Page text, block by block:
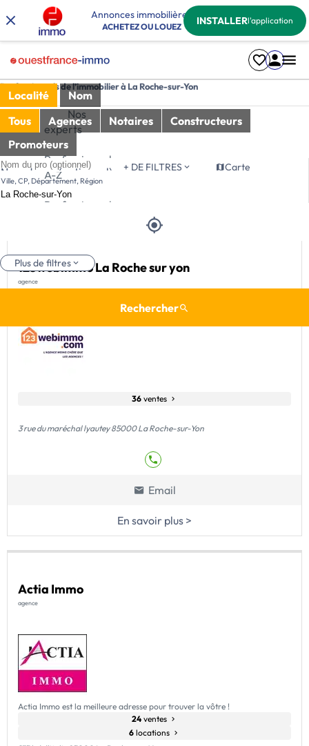
Annonces immobilières
ACHETEZ OU LOUEZ INSTALLERl'application
Professionnels de l’immobilier à La Roche-sur-Yon
Tri
Nos
experts
Professionnel
A-Z
Professionnel
+ DE FILTRES Carte
Localité
Nom
Tous
Agences Notaires
Constructeurs
Promoteurs
Nom du pro (optionnel)
Ville, CP, Département, Région
Plus de filtres
Rechercher
123webimmo La Roche sur yon
agence
36 ventes
3 rue du maréchal lyautey 85000 La Roche-sur-Yon
Email
En savoir plus >
Actia Immo
agence
Actia Immo est la meilleure adresse pour trouver la vôtre !
24 ventes
6 locations